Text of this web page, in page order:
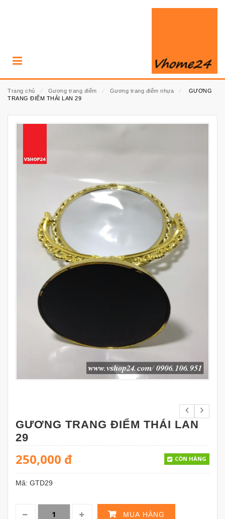
Trang chủ ⁄ Gương trang điểm ⁄ Gương trang điểm nhựa ⁄
GƯƠNG
TRANG ĐIỂM THÁI LAN 29
GƯƠNG TRANG ĐIỂM THÁI LAN
29
250,000 đ CÒN HÀNG
Mã: GTD29
MUA HÀNG